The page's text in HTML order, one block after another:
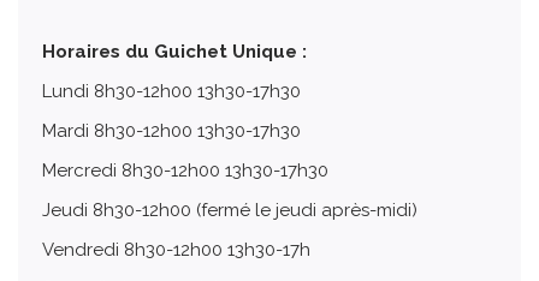
Horaires du Guichet Unique :
Lundi 8h30-12h00 13h30-17h30
Mardi 8h30-12h00 13h30-17h30
Mercredi 8h30-12h00 13h30-17h30
Jeudi 8h30-12h00 (fermé le jeudi après-midi)
Vendredi 8h30-12h00 13h30-17h